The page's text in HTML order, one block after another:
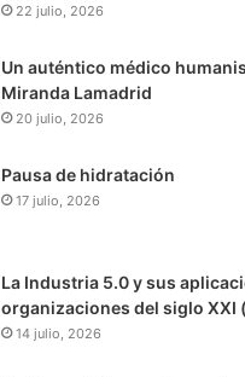
22 julio, 2026
Un auténtico médico
Miranda Lamadrid
20 julio, 2026
Pausa de hidratación
17 julio, 2026
La Industria 5.0 y sus
organizaciones del siglo XXI
14 julio, 2026